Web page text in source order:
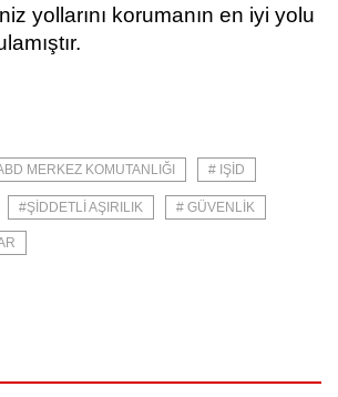
yollarını korumanın en iyi yolu
MERKEZ KOMUTANLIĞI # IŞİD
#ŞIDDETLI AŞIRILIK # GÜVENLIK